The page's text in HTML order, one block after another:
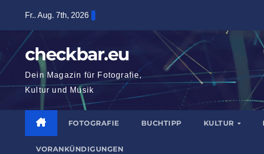
springen
Fr.. Aug. 7th, 2026
checkbar.eu
Dein Magazin für Fotografie,
Kultur und Musik
FOTOGRAFIE BUCHTIPP KULTUR
VORANKÜNDIGUNGEN